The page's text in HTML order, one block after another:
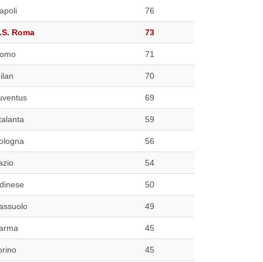
76
Roma 73
71
70
69
59
56
54
50
49
45
45